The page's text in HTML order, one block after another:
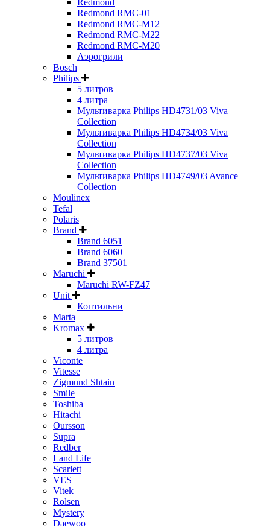
Redmond
Redmond RMC-01
Redmond RMC-M12
Redmond RMC-M22
Redmond RMC-M20
Аэрогрили
Bosch
Philips
5 литров
4 литра
Мультиварка Philips HD4731/03 Viva
Collection
Мультиварка Philips HD4734/03 Viva
Collection
Мультиварка Philips HD4737/03 Viva
Collection
Мультиварка Philips HD4749/03 Avance
Collection
Moulinex
Tefal
Polaris
Brand
Brand 6051
Brand 6060
Brand 37501
Maruchi
Maruchi RW-FZ47
Unit
Коптильни
Marta
Kromax
5 литров
4 литра
Viconte
Vitesse
Zigmund Shtain
Smile
Toshiba
Hitachi
Oursson
Supra
Redber
Land Life
Scarlett
VES
Vitek
Rolsen
Mystery
Daewoo